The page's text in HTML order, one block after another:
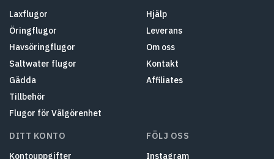
Laxflugor
Öringflugor
Havsöringflugor
Saltwater flugor
Gädda
Tillbehör
Flugor för Välgörenhet
Hjälp
Leverans
Om oss
Kontakt
Affiliates
DITT KONTO
Kontouppgifter
FÖLJ OSS
Instagram